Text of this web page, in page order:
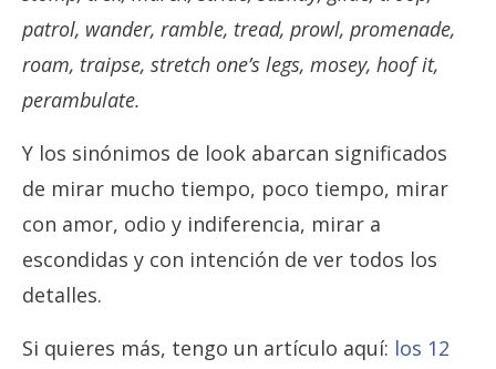
patrol, wander, ramble, tread, prowl, promenade,
roam, traipse, stretch one’s legs, mosey, hoof it,
perambulate.
Y los sinónimos de look abarcan significados
de mirar mucho tiempo, poco tiempo, mirar
con amor, odio y indiferencia, mirar a
escondidas y con intención de ver todos los
detalles.
Si quieres más, tengo un artículo aquí: los 12